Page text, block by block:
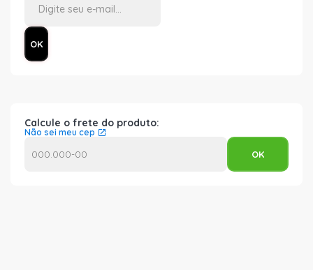
Calcule o frete do produto:
Não sei meu cep